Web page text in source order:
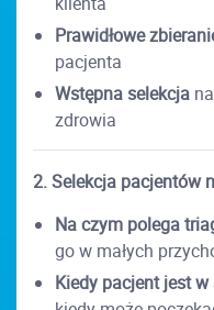
Prawidłowe
pacjenta
Wstępna selekcja
zdrowia
2. Selekcja pacjentów
Na czym polega
go w małych
Kiedy pacjent jest